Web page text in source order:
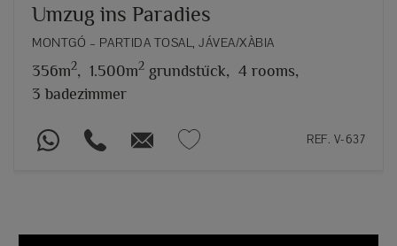
Umzug ins Paradies
MONTGÓ – PARTIDA TOSAL, JÁVEA/XÀBIA
356m2, 1.500m2 grundstück, 4 rooms,
3 badezimmer
REF. V-637